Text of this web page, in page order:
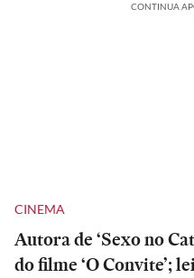
CONTINUA
CINEMA
Autora de ‘Sexo no
do filme ‘O Convite’;